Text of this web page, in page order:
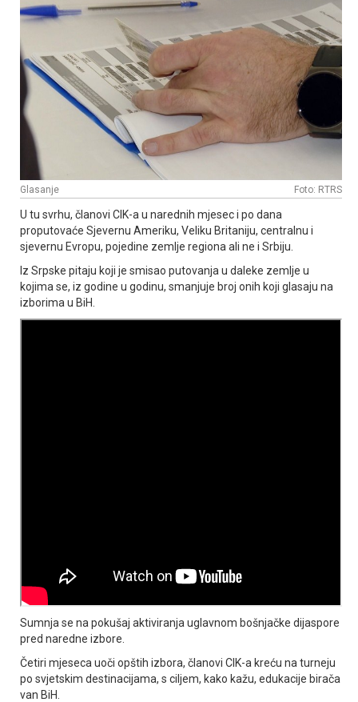
Glasanje Foto: RTRS
U tu svrhu, članovi CIK-a u narednih mjesec i po dana
proputovaće Sjevernu Ameriku, Veliku Britaniju, centralnu i
sjevernu Evropu, pojedine zemlje regiona ali ne i Srbiju.
Iz Srpske pitaju koji je smisao putovanja u daleke zemlje u
kojima se, iz godine u godinu, smanjuje broj onih koji glasaju na
izborima u BiH.
Sumnja se na pokušaj aktiviranja uglavnom bošnjačke dijaspore
pred naredne izbore.
Četiri mjeseca uoči opštih izbora, članovi CIK-a kreću na turneju
po svjetskim destinacijama, s ciljem, kako kažu, edukacije birača
van BiH.